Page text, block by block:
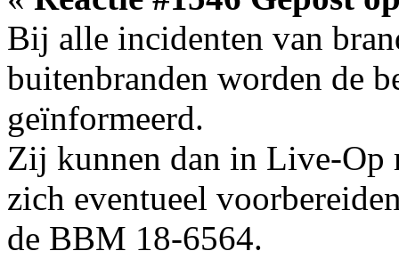
Bij alle incidenten van
buitenbranden worden de
geïnformeerd.
Zij kunnen dan in Live-Op
zich eventueel
de BBM 18-6564.